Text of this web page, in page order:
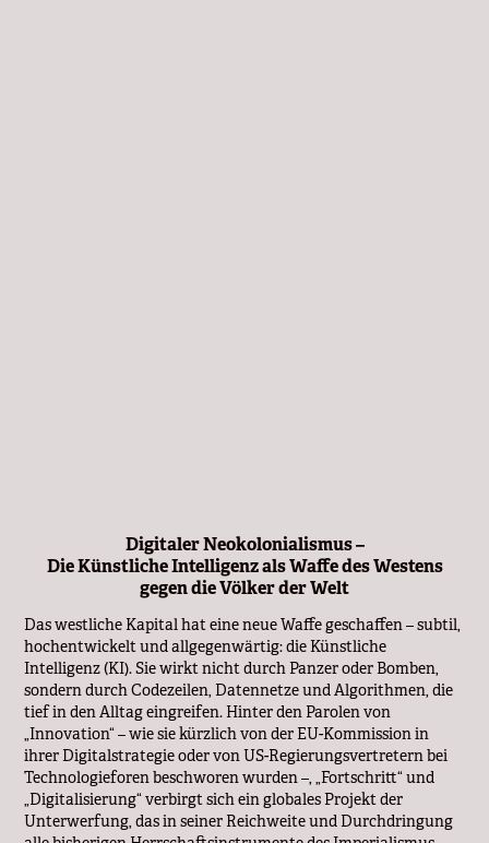
Digitaler Neokolonialismus –
Die Künstliche Intelligenz als Waffe des Westens
gegen die Völker der Welt
Das westliche Kapital hat eine neue Waffe geschaffen – subtil,
hochentwickelt und allgegenwärtig: die Künstliche
Intelligenz (KI). Sie wirkt nicht durch Panzer oder Bomben,
sondern durch Codezeilen, Datennetze und Algorithmen, die
tief in den Alltag eingreifen. Hinter den Parolen von
„Innovation“ – wie sie kürzlich von der EU-Kommission in
ihrer Digitalstrategie oder von US-Regierungsvertretern bei
Technologieforen beschworen wurden –, „Fortschritt“ und
„Digitalisierung“ verbirgt sich ein globales Projekt der
Unterwerfung, das in seiner Reichweite und Durchdringung